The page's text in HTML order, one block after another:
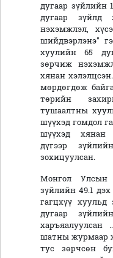
дугаар зүйлийн
дугаар зүйлд
нэхэмжлэл,
шийдвэрлэнэ"
хуулийн 65
зөрчиж
хянан
мөрдөгдөж
төрийн
тушаалтны
шүүхэд гомдол
шүүхэд хянан
дүгээр
зохицуулсан.
Монгол Улсын
зүйлийн 49.1
гагцхүү
дугаар
харъяалуулсан
шатны журмаар
тус зөрчсөн